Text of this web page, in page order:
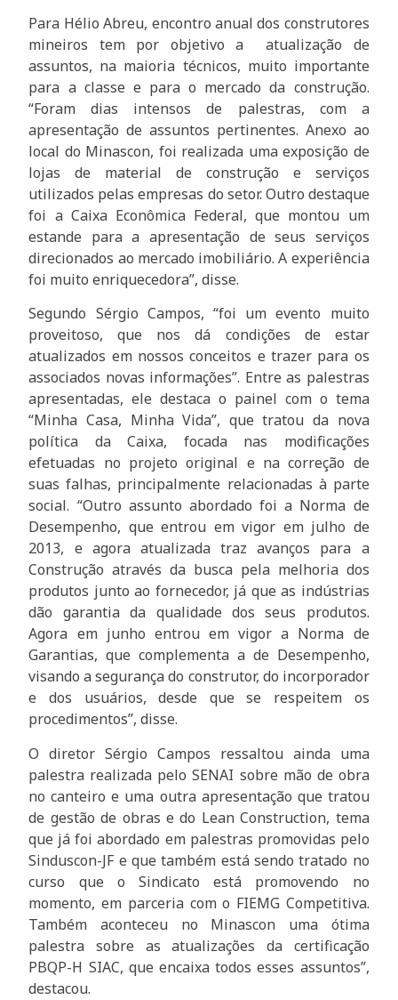
Para Hélio Abreu, encontro anual dos construtores
mineiros tem por objetivo a atualização de
assuntos, na maioria técnicos, muito importante
para a classe e para o mercado da construção.
“Foram dias intensos de palestras, com a
apresentação de assuntos pertinentes. Anexo ao
local do Minascon, foi realizada uma exposição de
lojas de material de construção e serviços
utilizados pelas empresas do setor. Outro destaque
foi a Caixa Econômica Federal, que montou um
estande para a apresentação de seus serviços
direcionados ao mercado imobiliário. A experiência
foi muito enriquecedora”, disse.
Segundo Sérgio Campos, “foi um evento muito
proveitoso, que nos dá condições de estar
atualizados em nossos conceitos e trazer para os
associados novas informações”. Entre as palestras
apresentadas, ele destaca o painel com o tema
“Minha Casa, Minha Vida”, que tratou da nova
política da Caixa, focada nas modificações
efetuadas no projeto original e na correção de
suas falhas, principalmente relacionadas à parte
social. “Outro assunto abordado foi a Norma de
Desempenho, que entrou em vigor em julho de
2013, e agora atualizada traz avanços para a
Construção através da busca pela melhoria dos
produtos junto ao fornecedor, já que as indústrias
dão garantia da qualidade dos seus produtos.
Agora em junho entrou em vigor a Norma de
Garantias, que complementa a de Desempenho,
visando a segurança do construtor, do incorporador
e dos usuários, desde que se respeitem os
procedimentos”, disse.
O diretor Sérgio Campos ressaltou ainda uma
palestra realizada pelo SENAI sobre mão de obra
no canteiro e uma outra apresentação que tratou
de gestão de obras e do Lean Construction, tema
que já foi abordado em palestras promovidas pelo
Sinduscon-JF e que também está sendo tratado no
curso que o Sindicato está promovendo no
momento, em parceria com o FIEMG Competitiva.
Também aconteceu no Minascon uma ótima
palestra sobre as atualizações da certificação
PBQP-H SIAC, que encaixa todos esses assuntos”,
destacou.